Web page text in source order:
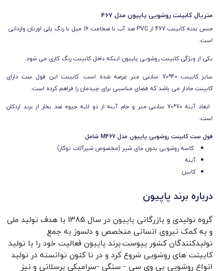
متریال کابینت روشویی پاپیون مدل 467
جنس
بدنه کابینت 467 از PVC ضد آب با ضخامت 16 میل با رنگ پلی اورتان وارداتی
است.
یکی از ویژگی کابینت روشویی پاپیون اینکه داخل کابینت رنگ کاری می شود.
سایز کابینت 40*70
سانتی متر عرضه شده است. کابینت این فول ست دارای
کابینت جادار می باشد که فضای مناسبی برای چیدمان را فراهم کرده است.
ابعاد آینه 70*70
سانتی متر و جام آینه از دو لایه جیوه ضد بخار از برند اردکان
است.
فول ست کابینت روشویی پاپیون مدل M467 شامل
کاسه روشویی بدون جای شیر (مخصوص شیرآلات توکار)
آینه
کابین
درباره برند پاپیون
و به کمک نیروی انسانی متخصص و دلسوز به جمع
تولید‌کنندگان کشور پیوست.برند پاپیون فعالیت خود را با تولید
کابینت های روشویی شروع کرد و در تا کنون توانسته در تولید